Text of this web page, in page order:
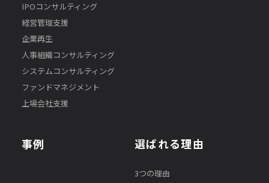
IPOコンサルティング
経営管理支援
企業再生
人事組織コンサルティング
システムコンサルティング
ファンドマネジメント
上場会社支援
事例 選ばれる理由
3つの理由